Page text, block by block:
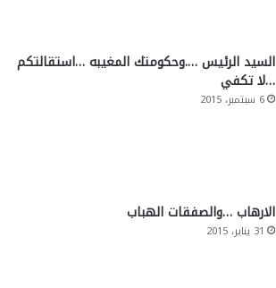
السيد الرئيس ….وحكومتك المغيبه …استقالتكم
…لا تكفي
6 سبتمبر، 2015
الارهاب …والصفقات الهباب
31 يناير، 2015